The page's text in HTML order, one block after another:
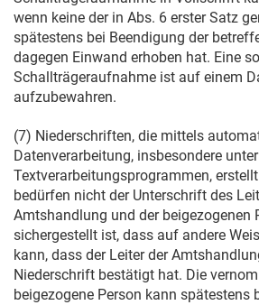
wenn keine der in Abs. 6 erster Satz
spätestens bei Beendigung der
dagegen Einwand erhoben hat. Eine
Schallträgeraufnahme ist auf einem
aufzubewahren.
(7) Niederschriften, die mittels
Datenverarbeitung, insbesondere
Textverarbeitungsprogrammen,
bedürfen nicht der Unterschrift des
Amtshandlung und der beigezogenen
sichergestellt ist, dass auf andere
kann, dass der Leiter der
Niederschrift bestätigt hat. Die
beigezogene Person kann spätestens